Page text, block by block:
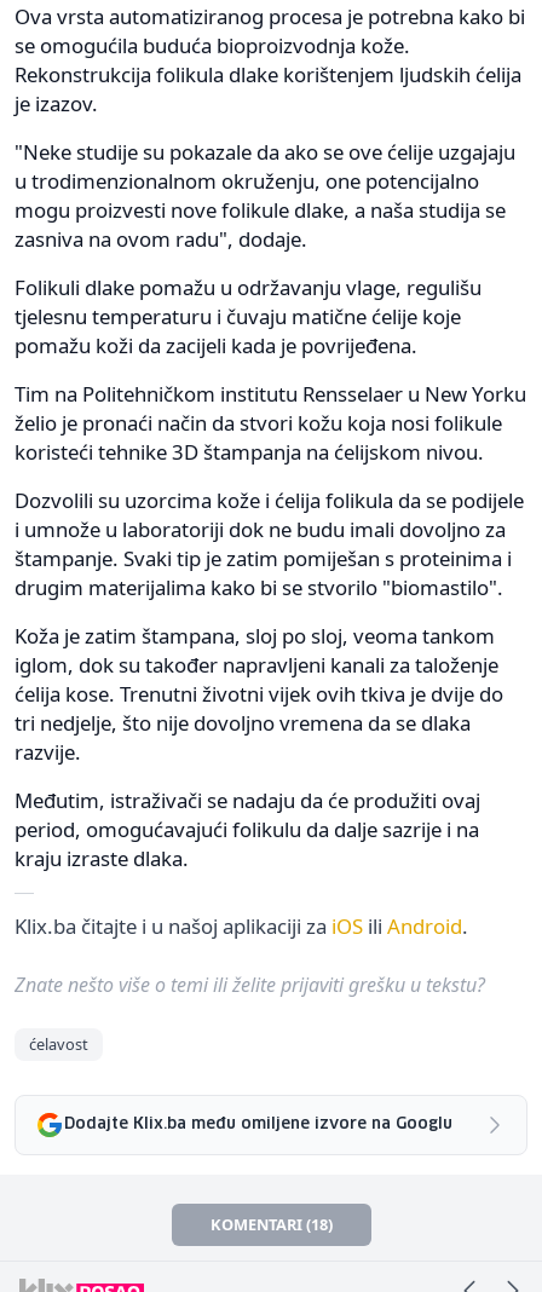
Ova vrsta automatiziranog procesa je potrebna kako bi
se omogućila buduća bioproizvodnja kože.
Rekonstrukcija folikula dlake korištenjem ljudskih ćelija
je izazov.
"Neke studije su pokazale da ako se ove ćelije uzgajaju
u trodimenzionalnom okruženju, one potencijalno
mogu proizvesti nove folikule dlake, a naša studija se
zasniva na ovom radu", dodaje.
Folikuli dlake pomažu u održavanju vlage, regulišu
tjelesnu temperaturu i čuvaju matične ćelije koje
pomažu koži da zacijeli kada je povrijeđena.
Tim na Politehničkom institutu Rensselaer u New Yorku
želio je pronaći način da stvori kožu koja nosi folikule
koristeći tehnike 3D štampanja na ćelijskom nivou.
Dozvolili su uzorcima kože i ćelija folikula da se podijele
i umnože u laboratoriji dok ne budu imali dovoljno za
štampanje. Svaki tip je zatim pomiješan s proteinima i
drugim materijalima kako bi se stvorilo "biomastilo".
Koža je zatim štampana, sloj po sloj, veoma tankom
iglom, dok su također napravljeni kanali za taloženje
ćelija kose. Trenutni životni vijek ovih tkiva je dvije do
tri nedjelje, što nije dovoljno vremena da se dlaka
razvije.
Međutim, istraživači se nadaju da će produžiti ovaj
period, omogućavajući folikulu da dalje sazrije i na
kraju izraste dlaka.
Klix.ba čitajte i u našoj aplikaciji za iOS ili Android.
Znate nešto više o temi ili želite prijaviti grešku u tekstu?
ćelavost
Dodajte Klix.ba među omiljene izvore na Googlu
KOMENTARI (18)